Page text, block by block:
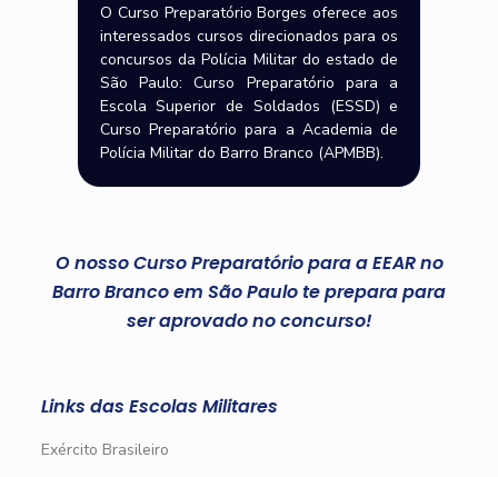
O Curso Preparatório Borges oferece aos
interessados cursos direcionados para os
concursos da Polícia Militar do estado de
São Paulo: Curso Preparatório para a
Escola Superior de Soldados (ESSD) e
Curso Preparatório para a Academia de
Polícia Militar do Barro Branco (APMBB).
O nosso Curso Preparatório para a EEAR no
Barro Branco em São Paulo te prepara para
ser aprovado no concurso!
Links das Escolas Militares
Exército Brasileiro